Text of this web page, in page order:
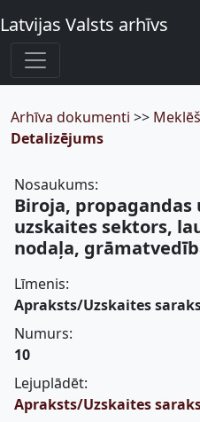
Latvijas Valsts arhīvs
Arhīva dokumenti >>
Detalizējums
Nosaukums:
Biroja,
uzskaites sektors,
nodaļa,
Līmenis:
Apraksts/Uzskaites
Numurs:
10
Lejuplādēt:
Apraksts/Uzskaites